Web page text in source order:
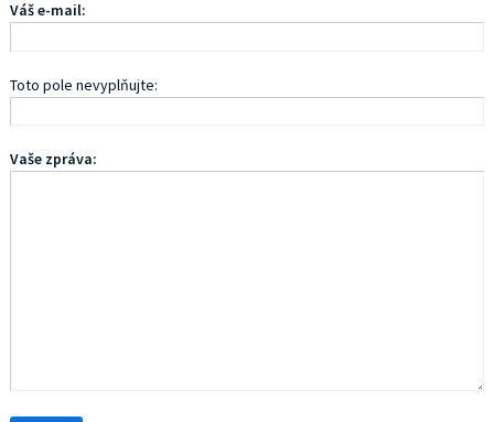
Váš e-mail:
Toto pole nevyplňujte:
Vaše zpráva: